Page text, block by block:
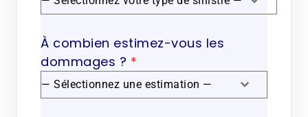
À combien estimez-vous les
dommages ? *
— Sélectionnez une estimation —